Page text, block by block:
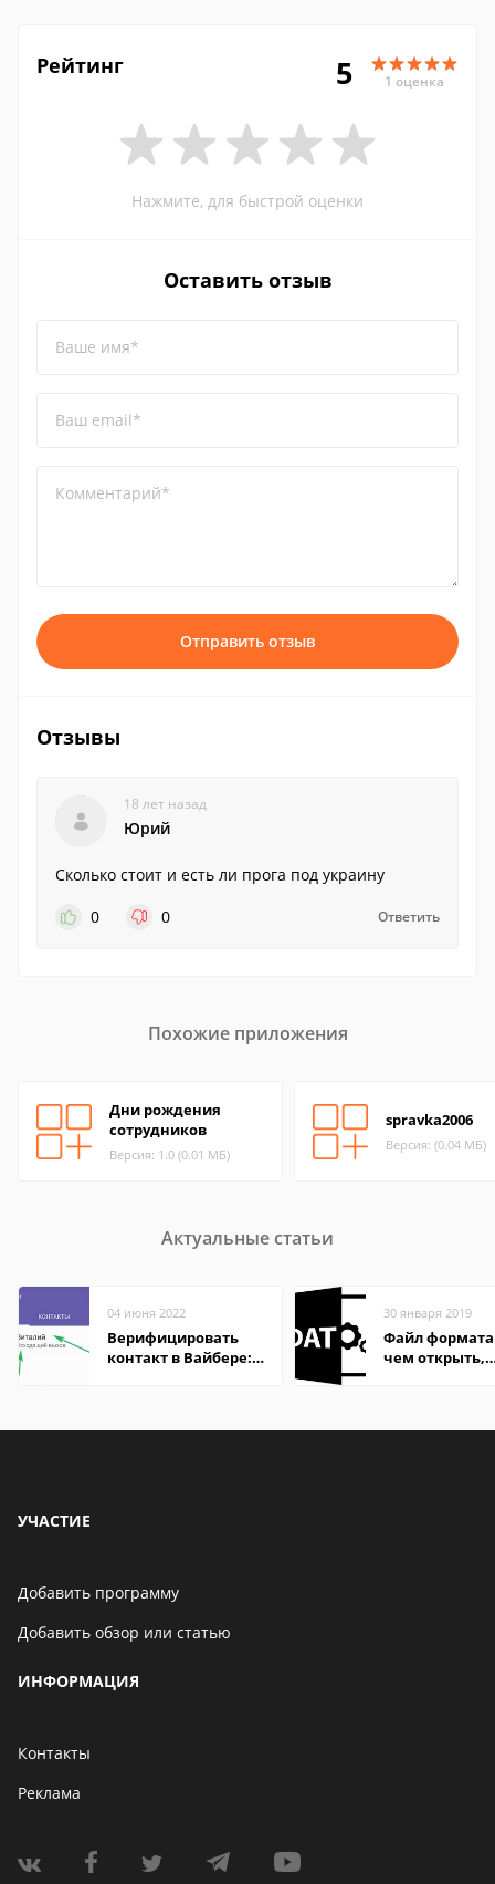
Рейтинг 5 1 оценка
Нажмите, для быстрой оценки
Оставить отзыв
Ваше имя*
Ваш email*
Комментарий*
Отправить отзыв
Отзывы
18 лет назад
Юрий
Сколько стоит и есть ли прога под украину
0
0 Ответить
Похожие приложения
Дни рождения
сотрудников
Версия: 1.0 (0.01 МБ)
spravka2006
Версия: (0.04 МБ)
Актуальные статьи
04 июня 2022
Верифицировать
контакт в Вайбере:
30 января 2019
Файл формата
чем открыть,
УЧАСТИЕ
Добавить программу
Добавить обзор или статью
ИНФОРМАЦИЯ
Контакты
Реклама